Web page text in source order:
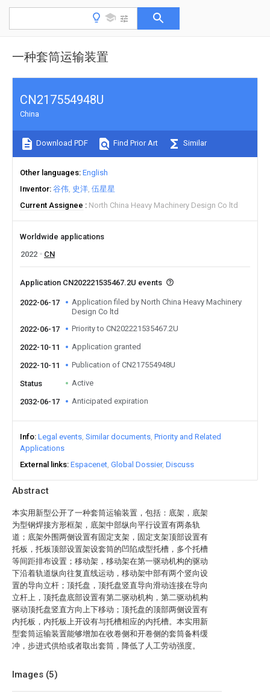
一种套筒运输装置
Abstract
本实用新型公开了一种套筒运输装置，包括：底架，底架
为型钢焊接方形框架，底架中部纵向平行设置有两条轨
道；底架外围两侧设置有固定支架，固定支架顶部设置有
托板，托板顶部设置架设套筒的凹陷成型托槽，多个托槽
等间距排布设置；移动架，移动架在第一驱动机构的驱动
下沿着轨道纵向往复直线运动，移动架中部有两个竖向设
置的导向立杆；顶托盘，顶托盘竖直导向滑动连接在导向
立杆上，顶托盘底部设置有第二驱动机构，第二驱动机构
驱动顶托盘竖直方向上下移动；顶托盘的顶部两侧设置有
内托板，内托板上开设有与托槽相应的内托槽。本实用新
型套筒运输装置能够增加在收卷侧和开卷侧的套筒备料缓
冲，步进式供给或者取出套筒，降低了人工劳动强度。
Images (5)
CN217554948U
China
Download PDF Find Prior Art Similar
Other languages English
Inventor 谷伟 史洋 伍星星
Current Assignee
North China Heavy Machinery Design Co ltd
Worldwide applications
2022
CN
Application CN202221535467.2U events
2022-06-17
Application filed by North China Heavy Machinery
Design Co ltd
2022-06-17
Priority to CN202221535467.2U
2022-10-11 Application granted
2022-10-11 Publication of CN217554948U
Status Active
2032-06-17 Anticipated expiration
Info Legal events Similar documents Priority and Related
Applications
External links Espacenet Global Dossier Discuss